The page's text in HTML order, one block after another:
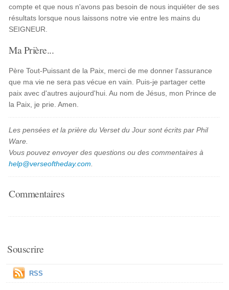
compte et que nous n'avons pas besoin de nous inquiéter de ses
résultats lorsque nous laissons notre vie entre les mains du
SEIGNEUR.
Ma Prière...
Père Tout-Puissant de la Paix, merci de me donner l'assurance
que ma vie ne sera pas vécue en vain. Puis-je partager cette
paix avec d'autres aujourd'hui. Au nom de Jésus, mon Prince de
la Paix, je prie. Amen.
Les pensées et la prière du Verset du Jour sont écrits par Phil
Ware.
Vous pouvez envoyer des questions ou des commentaires à
help@verseoftheday.com
Commentaires
Souscrire
RSS